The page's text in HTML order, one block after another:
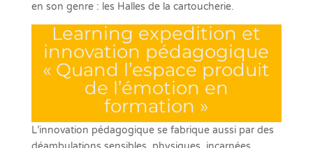
en son genre : les Halles de la cartoucherie.
Learning expedition et
innovation pédagogique
« Quand l’espace produit
de l’émotion en
formation »
L’innovation pédagogique se fabrique aussi par des